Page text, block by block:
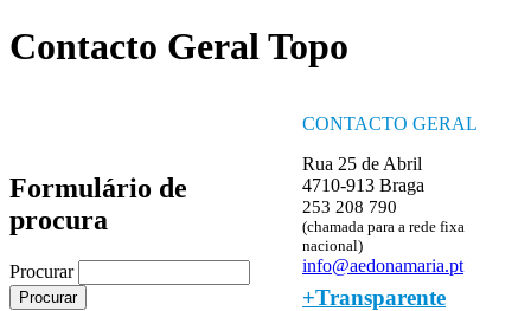
Contacto Geral Topo
CONTACTO GERAL
Rua 25 de Abril
4710-913 Braga
253 208 790
(chamada para a rede fixa
nacional)
info@aedonamaria.pt
+Transparente
Formulário de
procura
Procurar